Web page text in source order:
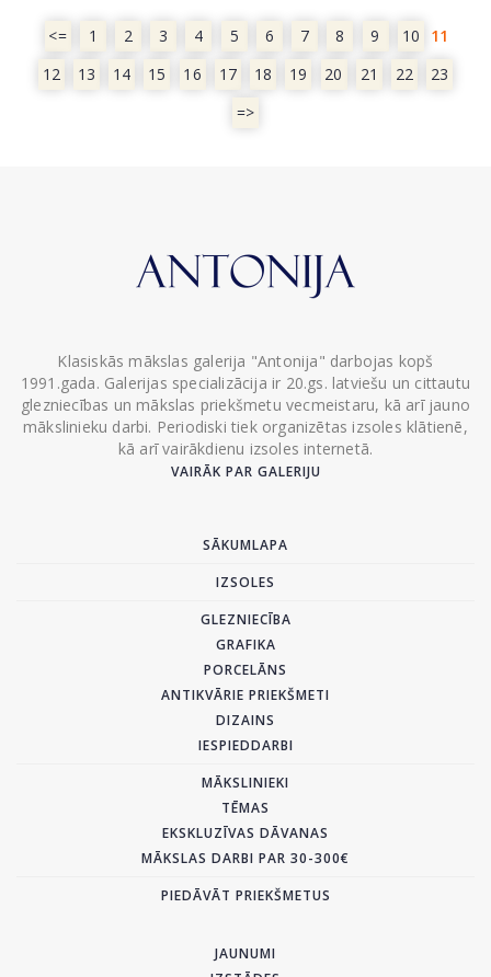
<= 1 2 3 4 5 6 7 8 9 10
11
12
13 14 15 16 17 18 19 20 21 22
23
=>
Klasiskās mākslas galerija "Antonija" darbojas kopš
1991.gada. Galerijas specializācija ir 20.gs. latviešu un cittautu
glezniecības un mākslas priekšmetu vecmeistaru, kā arī jauno
mākslinieku darbi. Periodiski tiek organizētas izsoles klātienē,
kā arī vairākdienu izsoles internetā.
VAIRĀK PAR GALERIJU
SĀKUMLAPA
IZSOLES
GLEZNIECĪBA
GRAFIKA
PORCELĀNS
ANTIKVĀRIE PRIEKŠMETI
DIZAINS
IESPIEDDARBI
MĀKSLINIEKI
TĒMAS
EKSKLUZĪVAS DĀVANAS
MĀKSLAS DARBI PAR 30-300€
PIEDĀVĀT PRIEKŠMETUS
JAUNUMI